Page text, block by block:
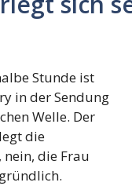
Stunde ist
in der Sendung
Welle. Der
die
die Frau